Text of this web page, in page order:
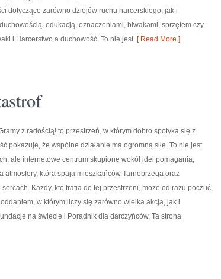
dotyczące zarówno dziejów ruchu harcerskiego, jak i
edukacją, oznaczeniami, biwakami, sprzętem czy
i Harcerstwo a duchowość. To nie jest[ Read More ]
z radością! to przestrzeń, w którym dobro spotyka się z
pokazuje, że wspólne działanie ma ogromną siłę. To nie jest
ale internetowe centrum skupione wokół idei pomagania,
atmosfery, która spaja mieszkańców Tarnobrzega oraz
Każdy, kto trafia do tej przestrzeni, może od razu poczuć,
w którym liczy się zarówno wielka akcja, jak i
na świecie i Poradnik dla darczyńców. Ta strona